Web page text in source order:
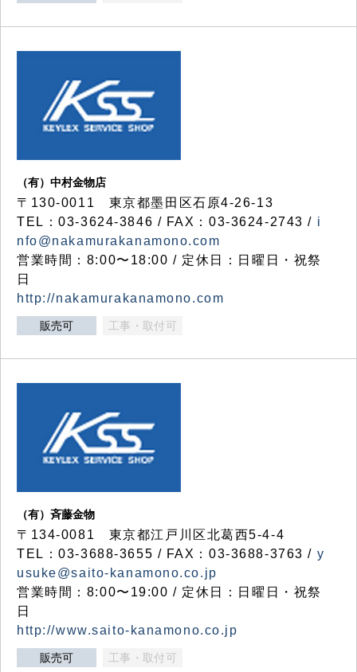
（有）中村金物店
〒130-0011 東京都墨田区石原4-26-13
TEL：03-3624-3846 / FAX：03-3624-2743 / i
nfo@nakamurakanamono.com
営業時間：8:00〜18:00 / 定休日：日曜日・祝祭
日
http://nakamurakanamono.com
販売可 工事・取付可
（有）斉藤金物
〒134-0081 東京都江戸川区北葛西5-4-4
TEL：03-3688-3655 / FAX：03-3688-3763 / y
usuke@saito-kanamono.co.jp
営業時間：8:00〜19:00 / 定休日：日曜日・祝祭
日
http://www.saito-kanamono.co.jp
販売可 工事・取付可